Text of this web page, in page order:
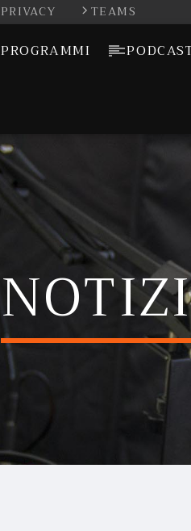
PRIVACY TEAMS
PROGRAMMI